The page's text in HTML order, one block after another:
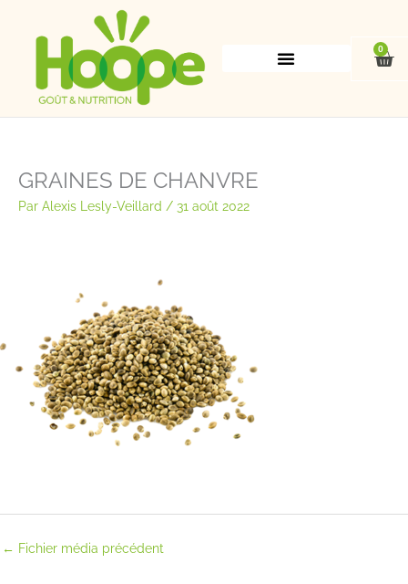
0
GRAINES DE CHANVRE
Par Alexis Lesly-Veillard / 31 août 2022
← Fichier média précédent